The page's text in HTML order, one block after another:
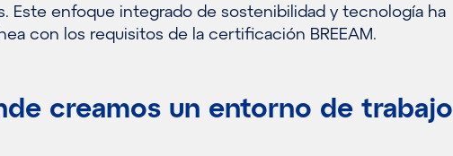
Este enfoque integrado de sostenibilidad y tecnología ha
con los requisitos de la certificación BREEAM.
creamos un entorno de trabajo